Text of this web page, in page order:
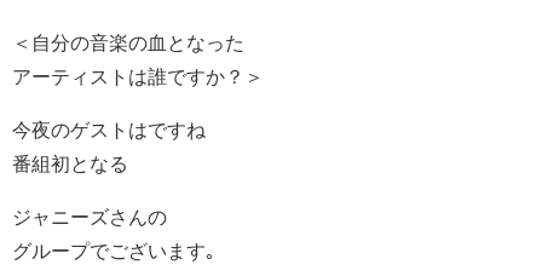
＜自分の音楽の血となった
アーティストは誰ですか？＞
今夜のゲストはですね
番組初となる
ジャニーズさんの
グループでございます｡